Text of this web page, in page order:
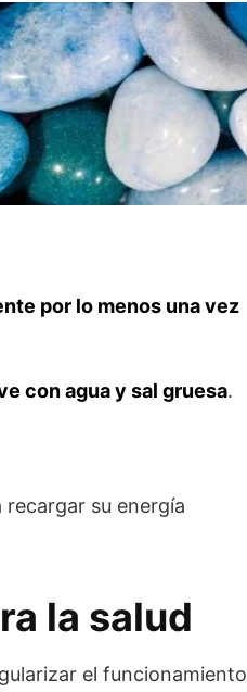
por lo menos una vez
con agua y sal gruesa.
recargar su energía
la salud
el funcionamiento